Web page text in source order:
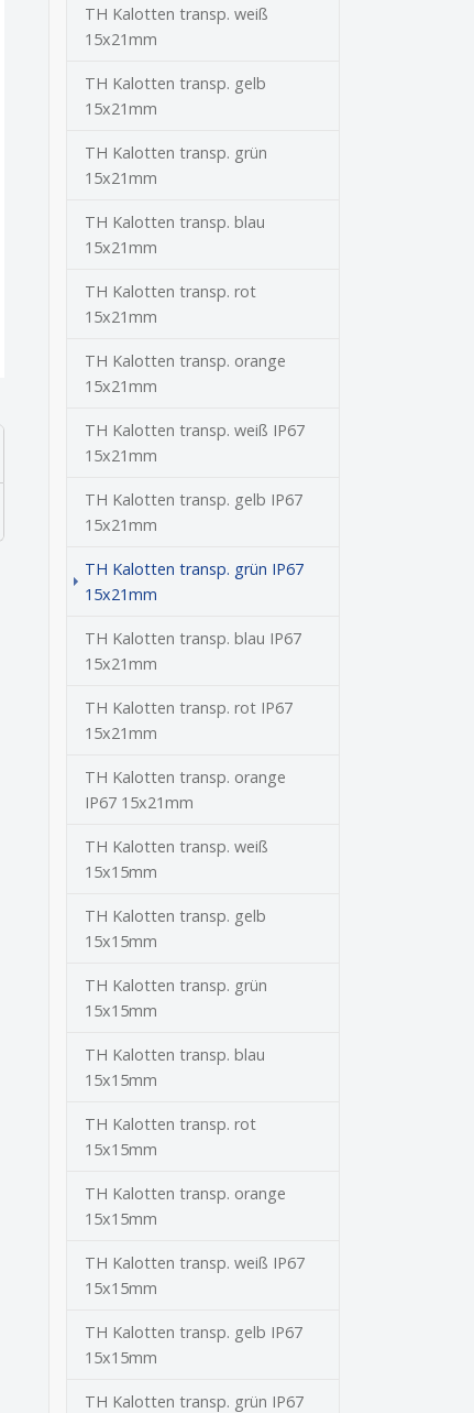
TH Kalotten transp. weiß
15x21mm
TH Kalotten transp. gelb
15x21mm
TH Kalotten transp. grün
15x21mm
TH Kalotten transp. blau
15x21mm
TH Kalotten transp. rot
15x21mm
TH Kalotten transp. orange
15x21mm
TH Kalotten transp. weiß IP67
15x21mm
TH Kalotten transp. gelb IP67
15x21mm
TH Kalotten transp. grün IP67
15x21mm
TH Kalotten transp. blau IP67
15x21mm
TH Kalotten transp. rot IP67
15x21mm
TH Kalotten transp. orange
IP67 15x21mm
TH Kalotten transp. weiß
15x15mm
TH Kalotten transp. gelb
15x15mm
TH Kalotten transp. grün
15x15mm
TH Kalotten transp. blau
15x15mm
TH Kalotten transp. rot
15x15mm
TH Kalotten transp. orange
15x15mm
TH Kalotten transp. weiß IP67
15x15mm
TH Kalotten transp. gelb IP67
15x15mm
TH Kalotten transp. grün IP67